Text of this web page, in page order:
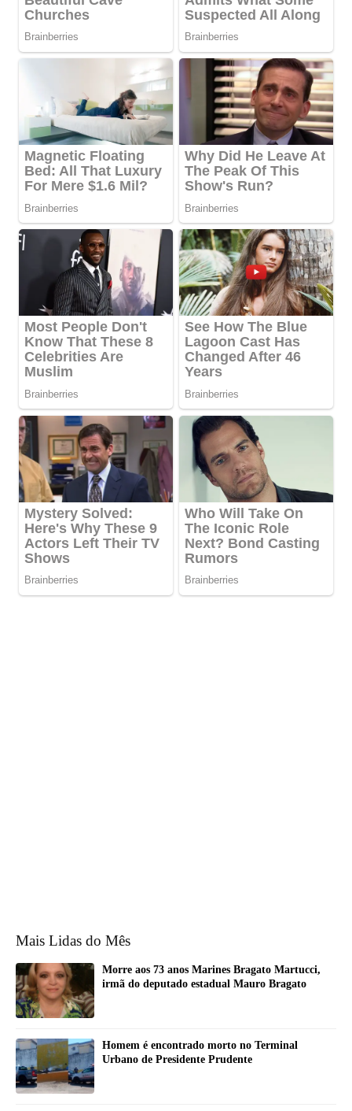
Mais Lidas do Mês
Morre aos 73 anos Marines Bragato Martucci,
irmã do deputado estadual Mauro Bragato
Homem é encontrado morto no Terminal
Urbano de Presidente Prudente